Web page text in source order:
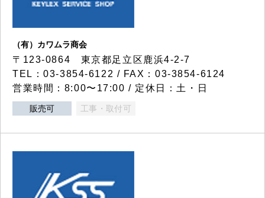
（有）カワムラ商会
〒123-0864 東京都足立区鹿浜4-2-7
TEL：03-3854-6122 / FAX：03-3854-6124
営業時間：8:00〜17:00 / 定休日：土・日
販売可 工事・取付可